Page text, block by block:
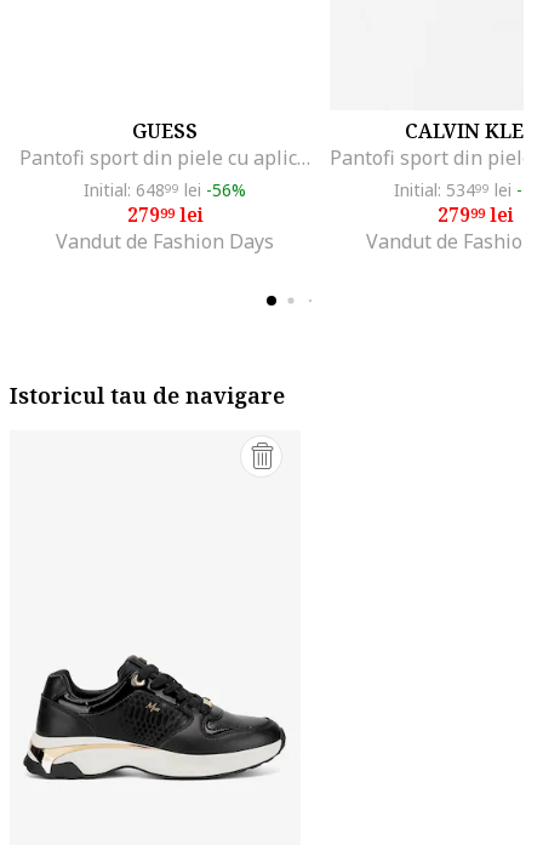
GUESS
Pantofi sport din piele cu aplicatie logo, Alb/Negru
Initial: 64899 lei -56%
27999lei
Vandut de Fashion Days
CALVIN
Initial: 53499 lei -
27999lei
Vandut de Fashion
Istoricul tau de navigare